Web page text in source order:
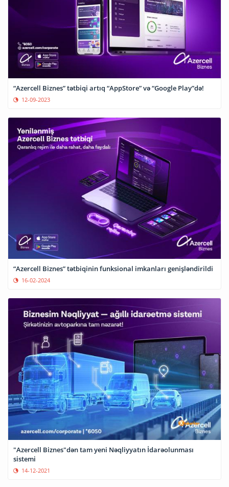
“Azercell Biznes” tətbiqi artıq “AppStore” və “Google Play”də!
12-09-2023
“Azercell Biznes” tətbiqinin funksional imkanları genişləndirildi
16-02-2024
"Azercell Biznes"dən tam yeni Nəqliyyatın İdarəolunması
sistemi
14-12-2021